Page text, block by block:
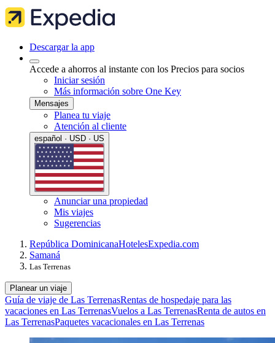
Descargar la app
Accede a ahorros al instante con los Precios para socios
Iniciar sesión
Más información sobre One Key
Mensajes
Planea tu viaje
Atención al cliente
español · USD · US
Anunciar una propiedad
Mis viajes
Sugerencias
República DominicanaHotelesExpedia.com
Samaná
Las Terrenas
Planear un viaje
Guía de viaje de Las TerrenasRentas de hospedaje para las
vacaciones en Las TerrenasVuelos a Las TerrenasRenta de autos en
Las TerrenasPaquetes vacacionales en Las Terrenas